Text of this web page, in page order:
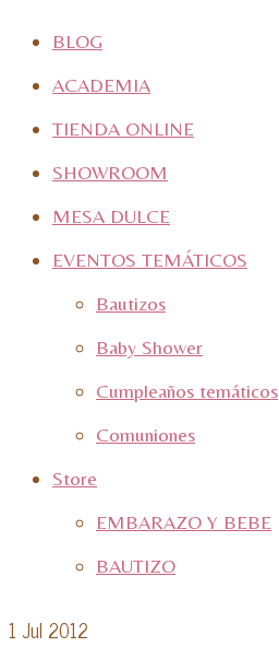
BLOG
ACADEMIA
TIENDA ONLINE
SHOWROOM
MESA DULCE
EVENTOS TEMÁTICOS
Bautizos
Baby Shower
Cumpleaños temáticos
Comuniones
Store
EMBARAZO Y BEBE
BAUTIZO
1 Jul 2012